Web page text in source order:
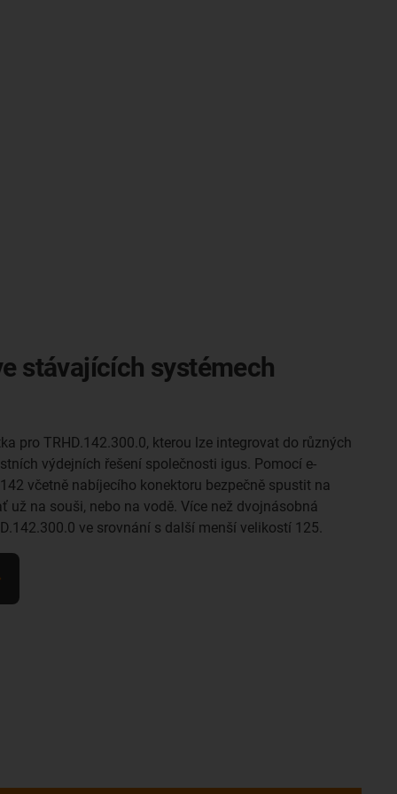
stávajících systémech
pro TRHD.142.300.0, kterou lze integrovat do různých
výdejních řešení společnosti igus. Pomocí e-
včetně nabíjecího konektoru bezpečně spustit na
už na souši, nebo na vodě. Více než dvojnásobná
ve srovnání s další menší velikostí 125.